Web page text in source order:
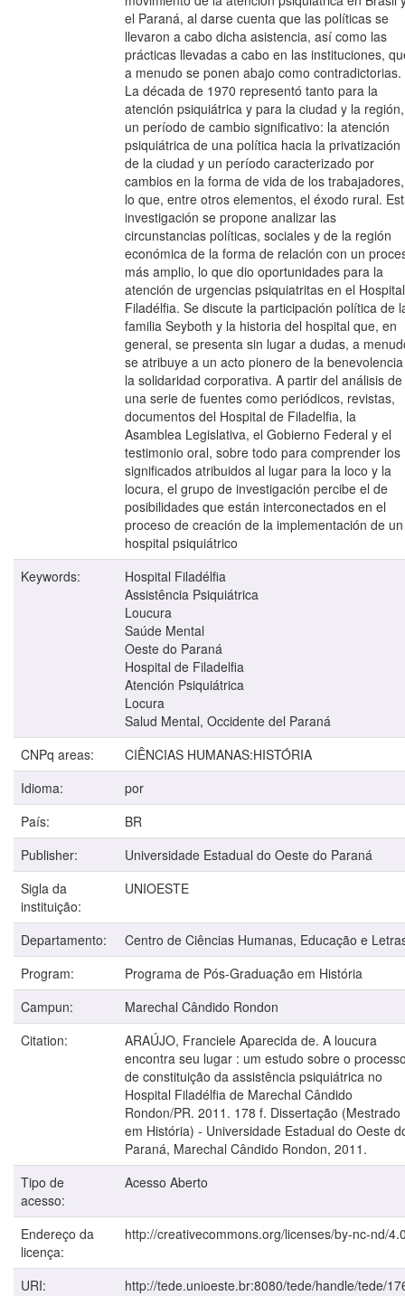
el Paraná, al darse cuenta que las políticas se
llevaron a cabo dicha asistencia, así como las
prácticas llevadas a cabo en las instituciones,
a menudo se ponen abajo como contradictorias.
La década de 1970 representó tanto para la
atención psiquiátrica y para la ciudad y la región,
un período de cambio significativo: la atención
psiquiátrica de una política hacia la privatización
de la ciudad y un período caracterizado por
cambios en la forma de vida de los trabajadores,
lo que, entre otros elementos, el éxodo rural.
investigación se propone analizar las
circunstancias políticas, sociales y de la región
económica de la forma de relación con un
más amplio, lo que dio oportunidades para la
atención de urgencias psiquiatritas en el Hospital
Filadélfia. Se discute la participación política de
familia Seyboth y la historia del hospital que, en
general, se presenta sin lugar a dudas, a
se atribuye a un acto pionero de la
la solidaridad corporativa. A partir del análisis de
una serie de fuentes como periódicos, revistas,
documentos del Hospital de Filadelfia, la
Asamblea Legislativa, el Gobierno Federal y el
testimonio oral, sobre todo para comprender los
significados atribuidos al lugar para la loco y la
locura, el grupo de investigación percibe el de
posibilidades que están interconectados en el
proceso de creación de la implementación de un
hospital psiquiátrico
Keywords:
Hospital Filadélfia
Assistência Psiquiátrica
Loucura
Saúde Mental
Oeste do Paraná
Hospital de Filadelfia
Atención Psiquiátrica
Locura
Salud Mental, Occidente del Paraná
CNPq areas:
CIÊNCIAS HUMANAS:HISTÓRIA
Idioma:
por
País:
BR
Publisher:
Universidade Estadual do Oeste do Paraná
Sigla da
instituição:
UNIOESTE
Departamento:
Centro de Ciências Humanas, Educação e
Program:
Programa de Pós-Graduação em História
Campun:
Marechal Cândido Rondon
Citation:
ARAÚJO, Franciele Aparecida de. A loucura
encontra seu lugar : um estudo sobre o
de constituição da assistência psiquiátrica no
Hospital Filadélfia de Marechal Cândido
Rondon/PR. 2011. 178 f. Dissertação (Mestrado
em História) - Universidade Estadual do Oeste
Paraná, Marechal Cândido Rondon, 2011.
Tipo de
acesso:
Acesso Aberto
Endereço da
licença:
http://creativecommons.org/licenses/by-nc-nd/
URI:
http://tede.unioeste.br:8080/tede/handle/tede/